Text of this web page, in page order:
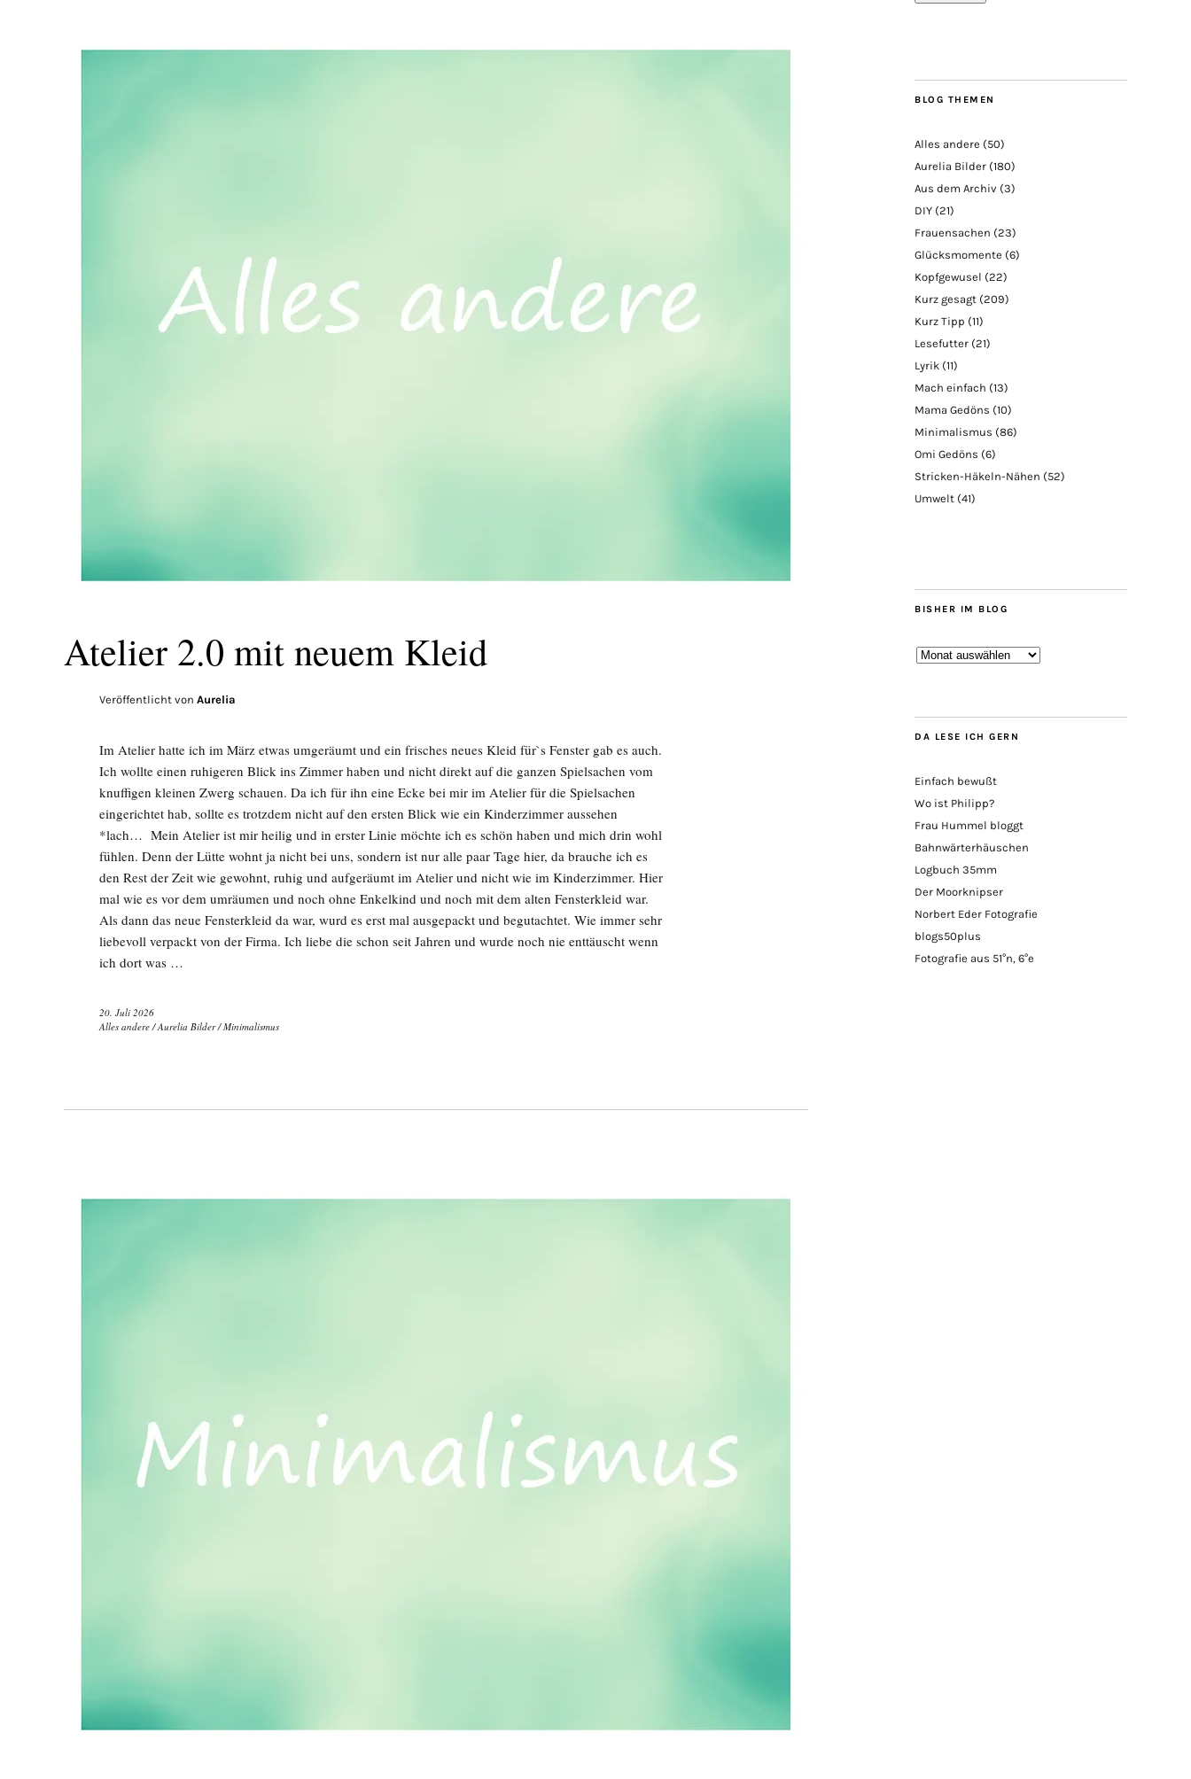
Atelier 2.0 mit neuem Kleid
Veröffentlicht von Aurelia
Im Atelier hatte ich im März etwas umgeräumt und ein frisches neues Kleid für`s Fenster gab es auch.
Ich wollte einen ruhigeren Blick ins Zimmer haben und nicht direkt auf die ganzen Spielsachen vom
knuffigen kleinen Zwerg schauen. Da ich für ihn eine Ecke bei mir im Atelier für die Spielsachen
eingerichtet hab, sollte es trotzdem nicht auf den ersten Blick wie ein Kinderzimmer aussehen
*lach… Mein Atelier ist mir heilig und in erster Linie möchte ich es schön haben und mich drin wohl
fühlen. Denn der Lütte wohnt ja nicht bei uns, sondern ist nur alle paar Tage hier, da brauche ich es
den Rest der Zeit wie gewohnt, ruhig und aufgeräumt im Atelier und nicht wie im Kinderzimmer. Hier
mal wie es vor dem umräumen und noch ohne Enkelkind und noch mit dem alten Fensterkleid war.
Als dann das neue Fensterkleid da war, wurd es erst mal ausgepackt und begutachtet. Wie immer sehr
liebevoll verpackt von der Firma. Ich liebe die schon seit Jahren und wurde noch nie enttäuscht wenn
ich dort was …
20. Juli 2026
Alles andere/Aurelia Bilder/Minimalismus
BLOG THEMEN
Alles andere (50)
Aurelia Bilder (180)
Aus dem Archiv (3)
DIY (21)
Frauensachen (23)
Glücksmomente (6)
Kopfgewusel (22)
Kurz gesagt (209)
Kurz Tipp (11)
Lesefutter (21)
Lyrik (11)
Mach einfach (13)
Mama Gedöns (10)
Minimalismus (86)
Omi Gedöns (6)
Stricken-Häkeln-Nähen (52)
Umwelt (41)
BISHER IM BLOG
Bisher
DA LESE ICH GERN
Einfach bewußt
Wo ist Philipp?
Frau Hummel bloggt
Bahnwärterhäuschen
Logbuch 35mm
Der Moorknipser
Norbert Eder Fotografie
blogs50plus
Fotografie aus 51°n, 6°e